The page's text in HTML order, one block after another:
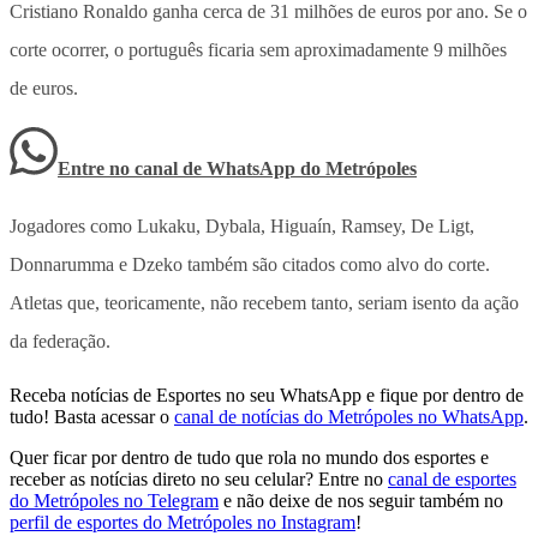
Cristiano Ronaldo ganha cerca de 31 milhões de euros por ano. Se o
corte ocorrer, o português ficaria sem aproximadamente 9 milhões
de euros.
Entre no canal de WhatsApp do Metrópoles
Jogadores como Lukaku, Dybala, Higuaín, Ramsey, De Ligt,
Donnarumma e Dzeko também são citados como alvo do corte.
Atletas que, teoricamente, não recebem tanto, seriam isento da ação
da federação.
Receba notícias de Esportes no seu WhatsApp e fique por dentro de
tudo! Basta acessar o canal de notícias do Metrópoles no WhatsApp.
Quer ficar por dentro de tudo que rola no mundo dos esportes e
receber as notícias direto no seu celular? Entre no canal de esportes
do Metrópoles no Telegram e não deixe de nos seguir também no
perfil de esportes do Metrópoles no Instagram!